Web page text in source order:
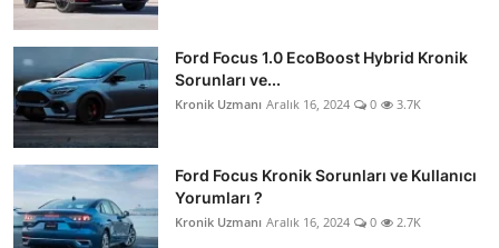
Ford Focus 1.0 EcoBoost Hybrid Kronik
Sorunları ve...
Kronik Uzmanı Aralık 16, 2024 0 3.7K
Ford Focus Kronik Sorunları ve Kullanıcı
Yorumları ?
Kronik Uzmanı Aralık 16, 2024 0 2.7K